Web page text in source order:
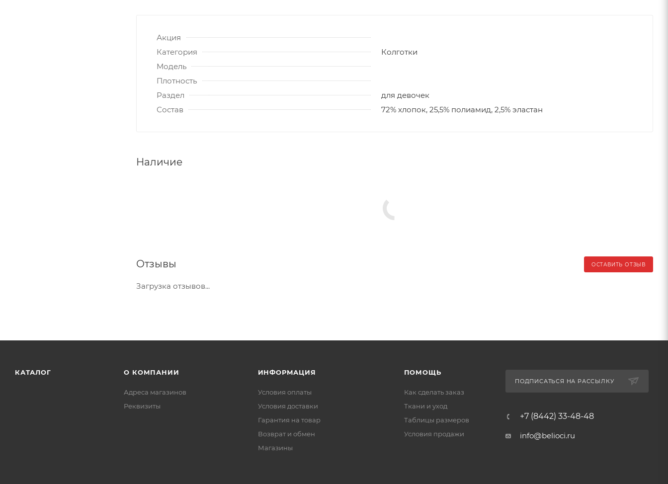
Акция
Категория
Колготки
Модель
Плотность
Раздел
для девочек
Состав
72% хлопок, 25,5% полиамид, 2,5% эластан
Наличие
Отзывы ОСТАВИТЬ ОТЗЫВ
Загрузка отзывов...
КАТАЛОГ О КОМПАНИИ
Адреса магазинов
Реквизиты
ИНФОРМАЦИЯ
Условия оплаты
Условия доставки
Гарантия на товар
Возврат и обмен
Магазины
ПОМОЩЬ
Как сделать заказ
Ткани и уход
Таблицы размеров
Условия продажи
ПОДПИСАТЬСЯ НА РАССЫЛКУ
+7 (8442) 33-48-48
info@belioci.ru